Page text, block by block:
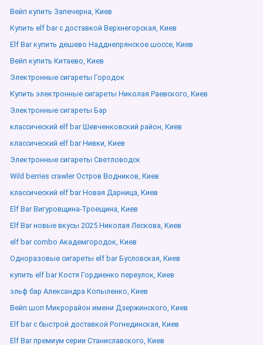
Вейп купить Запечерна, Киев
Купить elf bar с доставкой Верхнегорская, Киев
Elf Bar купить дешево Надднепрянское шоссе, Киев
Вейп купить Китаево, Киев
Электронные сигареты Городок
Купить электронные сигареты Николая Раевского, Киев
Электронные сигареты Бар
классический elf bar Шевченковский район, Киев
классический elf bar Нивки, Киев
Электронные сигареты Светловодск
Wild berries crawler Остров Водников, Киев
классический elf bar Новая Дарница, Киев
Elf Bar Вигуровщина-Троещина, Киев
Elf Bar новые вкусы 2025 Николая Лескова, Киев
elf bar combo Академгородок, Киев
Одноразовые сигареты elf bar Бусловская, Киев
купить elf bar Костя Гордиенко переулок, Киев
эльф бар Александра Копыленко, Киев
Вейп шоп Микрорайон имени Дзержинского, Киев
Elf bar с быстрой доставкой Рогнединская, Киев
Elf Bar премиум серии Станиславского, Киев